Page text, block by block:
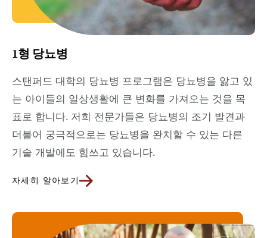
1형 당뇨병
스탠퍼드 대학의 당뇨병 프로그램은 당뇨병을 앓고 있
는 아이들의 일상생활에 큰 변화를 가져오는 것을 목
표로 합니다. 저희 전문가들은 당뇨병의 조기 발견과
더불어 궁극적으로는 당뇨병을 완치할 수 있는 다른
기술 개발에도 힘쓰고 있습니다.
자세히 알아보기